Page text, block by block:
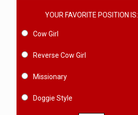
YOUR FAVORITE POSITION IS:
Cow Girl
Reverse Cow Girl
Missionary
Doggie Style